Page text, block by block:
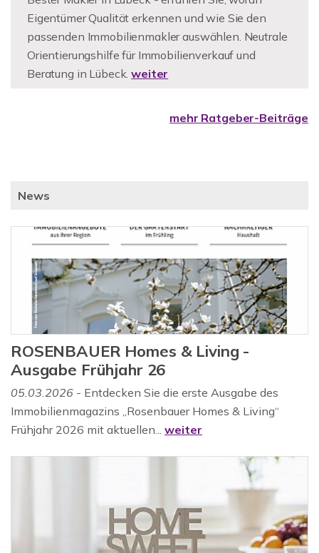
Eigentümer Qualität erkennen und wie Sie den
passenden Immobilienmakler auswählen. Neutrale
Orientierungshilfe für Immobilienverkauf und
Beratung in Lübeck.weiter
mehr Ratgeber-Beiträge
News
ROSENBAUER Homes & Living -
Ausgabe Frühjahr 26
05.03.2026 - Entdecken Sie die erste Ausgabe des
Immobilienmagazins „Rosenbauer Homes & Living“
Frühjahr 2026 mit aktuellen... weiter